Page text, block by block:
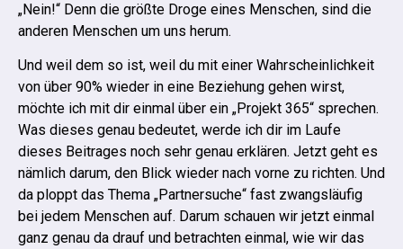
„Nein!“ Denn die größte Droge eines Menschen, sind die
anderen Menschen um uns herum.
Und weil dem so ist, weil du mit einer Wahrscheinlichkeit
von über 90% wieder in eine Beziehung gehen wirst,
möchte ich mit dir einmal über ein „Projekt 365“ sprechen.
Was dieses genau bedeutet, werde ich dir im Laufe
dieses Beitrages noch sehr genau erklären. Jetzt geht es
nämlich darum, den Blick wieder nach vorne zu richten. Und
da ploppt das Thema „Partnersuche“ fast zwangsläufig
bei jedem Menschen auf. Darum schauen wir jetzt einmal
ganz genau da drauf und betrachten einmal, wie wir das